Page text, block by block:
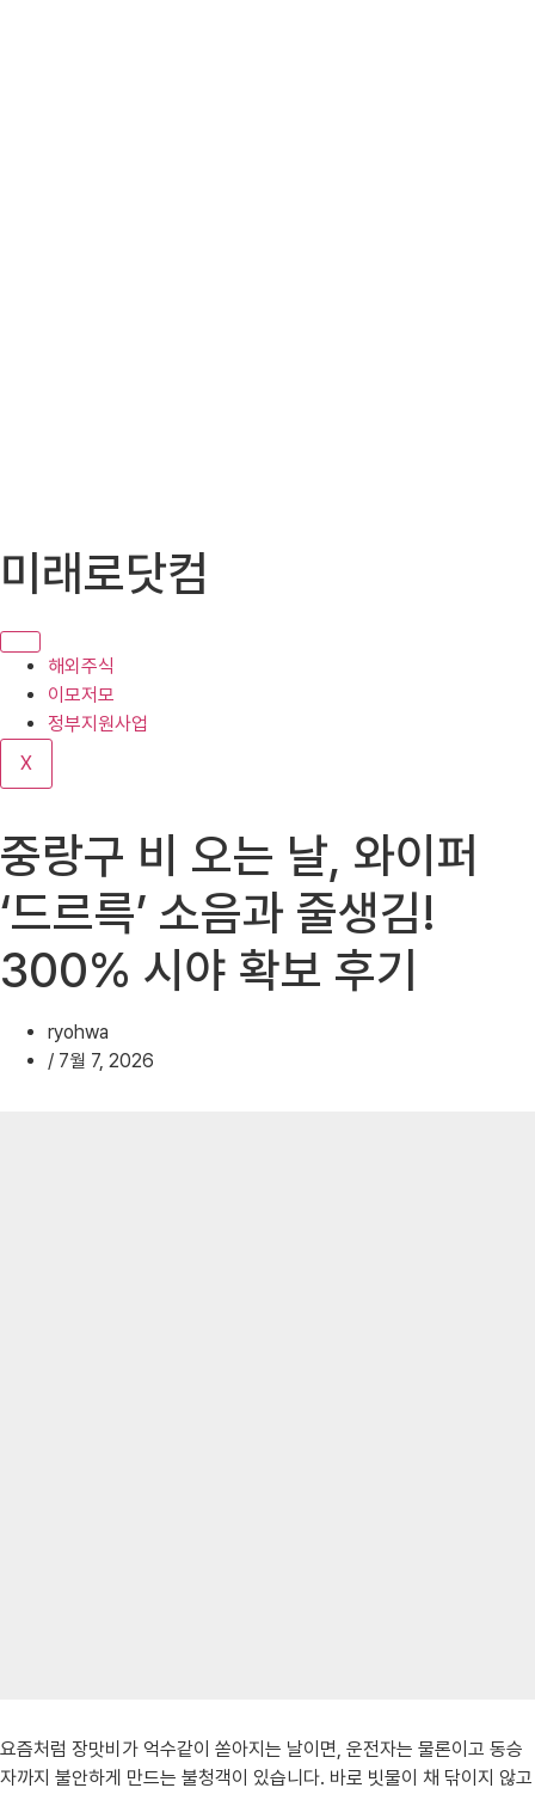
텐
로
기
미래로닷컴
해외주식
이모저모
정부지원사업
X
중랑구 비 오는 날, 와이퍼
‘드르륵’ 소음과 줄생김!
300% 시야 확보 후기
ryohwa
/ 7월 7, 2026
요즘처럼 장맛비가 억수같이 쏟아지는 날이면, 운전자는 물론이고 동승
자까지 불안하게 만드는 불청객이 있습니다. 바로 빗물이 채 닦이지 않고